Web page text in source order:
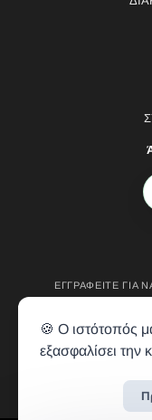
ΕΓΓΡΑΦΕΊΤΕ ΓΙΑ
🍪 Ο ιστότοπός
εξασφαλίσει την